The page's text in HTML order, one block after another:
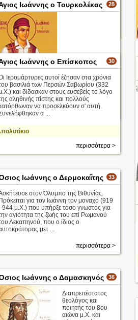
επαρχίας
Λευκωσίας.
28
Ιωάννης ο Τουρκολέκας
περισσότερα >
30
Ιωάννης ο Επίσκοπος
Ιερομάρτυρες αυτοί έζησαν στα χρόνια
βασιλιά των Περσών Σαβωρίου (332
και δίδασκαν στους ευσεβείς το λόγο
αληθινής πίστης και πολλούς
να προσελκύουν σ' αυτή.
α ...
περισσότερα >
33
Ιωάννης ο Δερμοκαΐτης
στον Όλυμπο της Βιθυνίας.
Πρόκειται για τον Ιωάννη τον μοναχό (919
944 μ.Χ.) που υπήρξε τόσο γνωστός για
αγιότητα της ζωής του επί Ρωμανού
Λεκαπηνού, που ο ίδιος ο
μετ ...
περισσότερα >
36
Ιωάννης ο Δαμασκηνός
Διαπρεπέστατος
θεολόγος και
ποιητής του 8ου
αιώνα μ.Χ. και